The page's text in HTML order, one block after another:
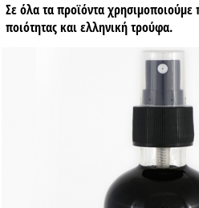
Σε όλα τα προϊόντα
ποιότητας και ελληνική τρούφα.